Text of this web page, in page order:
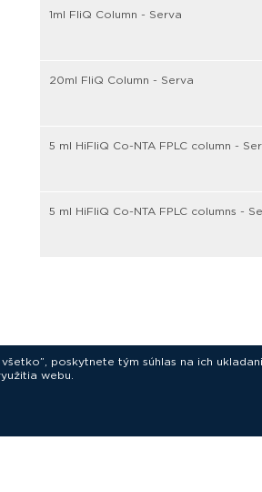
1ml FliQ Column - Serva
20ml FliQ Column - Serva
5 ml HiFliQ Co-NTA FPLC column -
5 ml HiFliQ Co-NTA FPLC columns -
poskytnete tým súhlas na ich
webu.